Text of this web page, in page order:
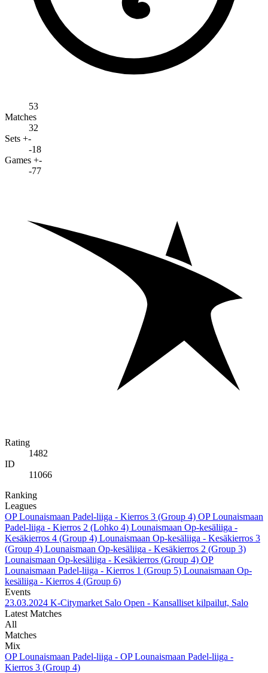
53
Matches
32
Sets +-
-18
Games +-
-77
Rating
1482
ID
11066
Ranking
Leagues
OP Lounaismaan Padel-liiga - Kierros 3 (Group 4) OP Lounaismaan
Padel-liiga - Kierros 2 (Lohko 4) Lounaismaan Op-kesäliiga -
Kesäkierros 4 (Group 4) Lounaismaan Op-kesäliiga - Kesäkierros 3
(Group 4) Lounaismaan Op-kesäliiga - Kesäkierros 2 (Group 3)
Lounaismaan Op-kesäliiga - Kesäkierros (Group 4) OP
Lounaismaan Padel-liiga - Kierros 1 (Group 5) Lounaismaan Op-
kesäliiga - Kierros 4 (Group 6)
Events
23.03.2024 K-Citymarket Salo Open - Kansalliset kilpailut, Salo
Latest Matches
All
Matches
Mix
OP Lounaismaan Padel-liiga - OP Lounaismaan Padel-liiga -
Kierros 3 (Group 4)